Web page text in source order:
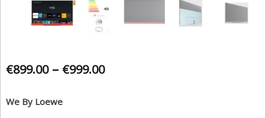
€899.00– €999.00
We By Loewe